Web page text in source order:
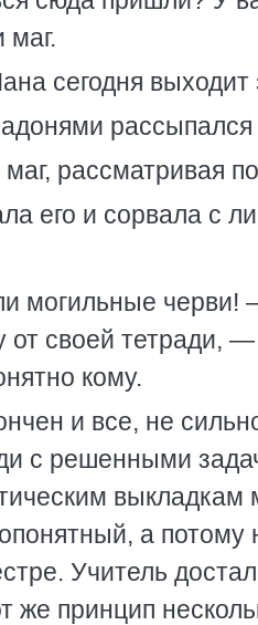
маг.
сегодня выходит
рассыпался
рассматривая
его и сорвала с
могильные черви!
от своей тетради,
кому.
и все, не
с решенными
выкладкам
а потому
Учитель
же принцип